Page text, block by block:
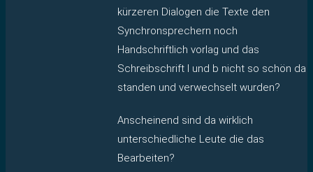
kürzeren Dialogen die Texte den
Synchronsprechern noch
Handschriftlich vorlag und das
Schreibschrift l und b nicht so schön da
standen und verwechselt wurden?
Anscheinend sind da wirklich
unterschiedliche Leute die das
Bearbeiten?